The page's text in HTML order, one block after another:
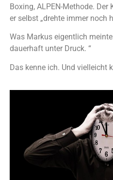
Boxing, ALPEN-Methode.
er selbst „drehte immer noch
Was Markus eigentlich
dauerhaft unter Druck. “
Das kenne ich. Und vielleicht